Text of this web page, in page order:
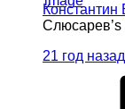
Константин
Слюсарев’s
21 год назад